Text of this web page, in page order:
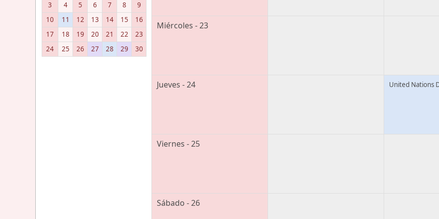
3 4 5 6 7 8
9
10
11 12 13 14 15
16
17
18 19 20 21 22
23
24
25 26 27 28 29 30
Miércoles - 23
Jueves - 24 United Nations
Viernes - 25
Sábado - 26